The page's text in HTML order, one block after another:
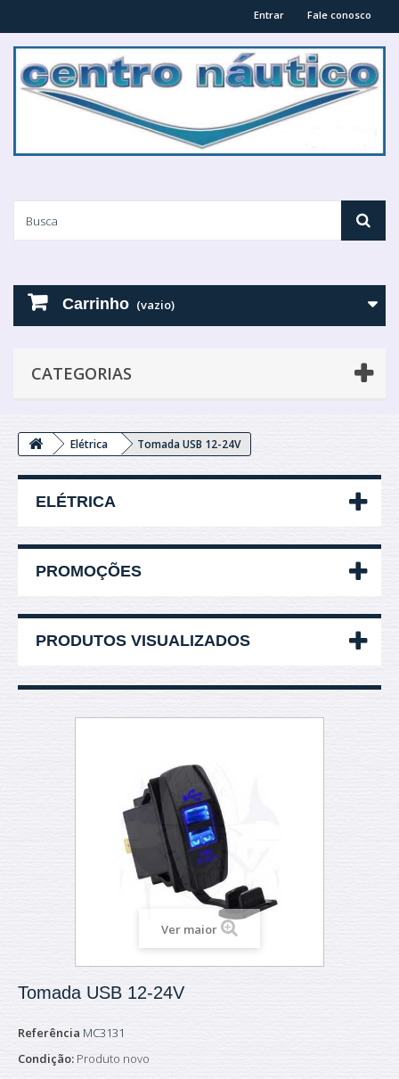
Fale conosco
Entrar
Carrinho (vazio)
CATEGORIAS
Elétrica Tomada USB 12-24V
ELÉTRICA
PROMOÇÕES
PRODUTOS VISUALIZADOS
Ver maior
Tomada USB 12-24V
Referência MC3131
Condição: Produto novo